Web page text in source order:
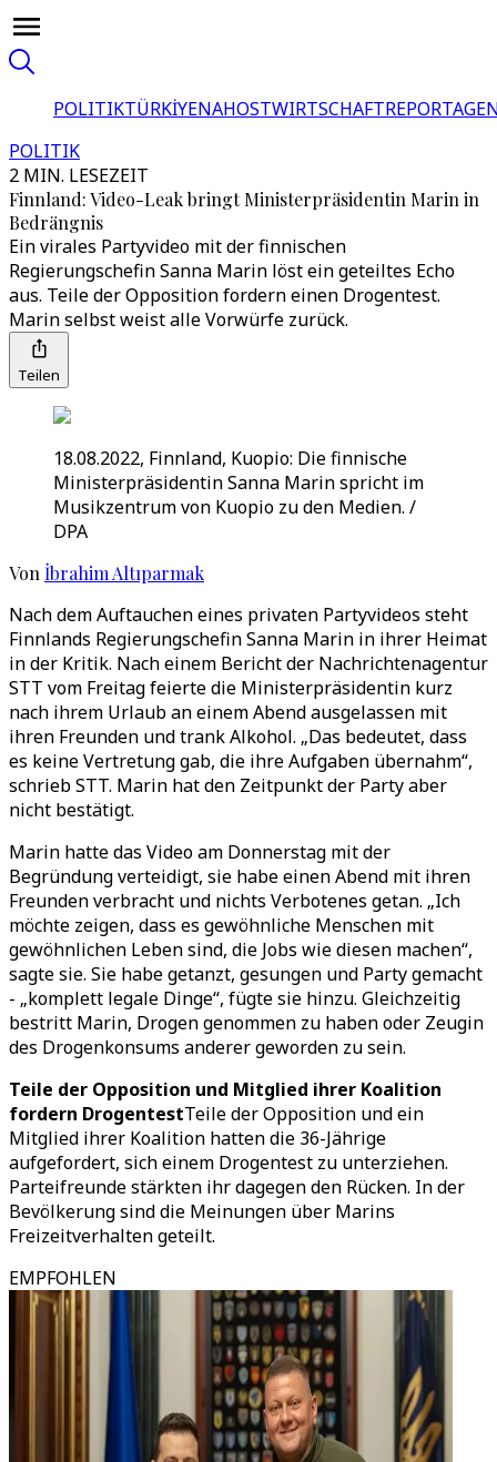
POLITIKTÜRKİYENAHOSTWIRTSCHAFT
POLITIK
2 MIN. LESEZEIT
Finnland: Video-Leak bringt Ministerpräsidentin Marin in
Bedrängnis
Ein virales Partyvideo mit der finnischen
Regierungschefin Sanna Marin löst ein geteiltes Echo
aus. Teile der Opposition fordern einen Drogentest.
Marin selbst weist alle Vorwürfe zurück.
Teilen
18.08.2022, Finnland, Kuopio: Die finnische
Ministerpräsidentin Sanna Marin spricht im
Musikzentrum von Kuopio zu den Medien. /
DPA
Von İbrahim Altıparmak
Nach dem Auftauchen eines privaten Partyvideos steht
Finnlands Regierungschefin Sanna Marin in ihrer Heimat
in der Kritik. Nach einem Bericht der Nachrichtenagentur
STT vom Freitag feierte die Ministerpräsidentin kurz
nach ihrem Urlaub an einem Abend ausgelassen mit
ihren Freunden und trank Alkohol. „Das bedeutet, dass
es keine Vertretung gab, die ihre Aufgaben übernahm“,
schrieb STT. Marin hat den Zeitpunkt der Party aber
nicht bestätigt.
Marin hatte das Video am Donnerstag mit der
Begründung verteidigt, sie habe einen Abend mit ihren
Freunden verbracht und nichts Verbotenes getan. „Ich
möchte zeigen, dass es gewöhnliche Menschen mit
gewöhnlichen Leben sind, die Jobs wie diesen machen“,
sagte sie. Sie habe getanzt, gesungen und Party gemacht
- „komplett legale Dinge“, fügte sie hinzu. Gleichzeitig
bestritt Marin, Drogen genommen zu haben oder Zeugin
des Drogenkonsums anderer geworden zu sein.
Teile der Opposition und Mitglied ihrer Koalition
fordern DrogentestTeile der Opposition und ein
Mitglied ihrer Koalition hatten die 36-Jährige
aufgefordert, sich einem Drogentest zu unterziehen.
Parteifreunde stärkten ihr dagegen den Rücken. In der
Bevölkerung sind die Meinungen über Marins
Freizeitverhalten geteilt.
EMPFOHLEN